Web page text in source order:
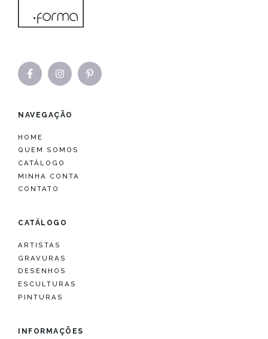
NAVEGAÇÃO
HOME
QUEM SOMOS
CATÁLOGO
MINHA CONTA
CONTATO
CATÁLOGO
ARTISTAS
GRAVURAS
DESENHOS
ESCULTURAS
PINTURAS
INFORMAÇÕES